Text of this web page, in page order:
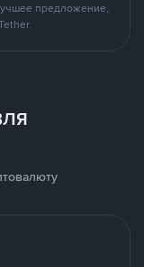
предложение,